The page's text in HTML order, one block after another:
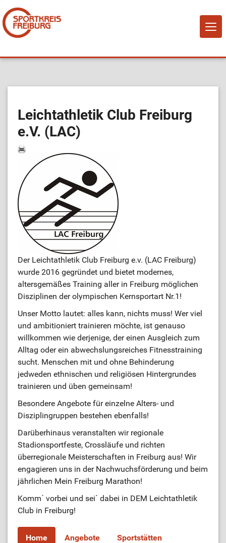
Mitglied werden!
Sportangebote
Sportstätten
Leichtathletik Club Freiburg
e.V. (LAC)
Der Leichtathletik Club Freiburg e.v. (LAC Freiburg)
wurde 2016 gegründet und bietet modernes,
altersgemäßes Training aller in Freiburg möglichen
Disziplinen der olympischen Kernsportart Nr.1!
Unser Motto lautet: alles kann, nichts muss! Wer viel
und ambitioniert trainieren möchte, ist genauso
willkommen wie derjenige, der einen Ausgleich zum
Alltag oder ein abwechslungsreiches Fitnesstraining
sucht. Menschen mit und ohne Behinderung
jedweden ethnischen und religiösen Hintergrundes
trainieren und üben gemeinsam!
Besondere Angebote für einzelne Alters- und
Disziplingruppen bestehen ebenfalls!
Darüberhinaus veranstalten wir regionale
Stadionsportfeste, Crossläufe und richten
überregionale Meisterschaften in Freiburg aus! Wir
engagieren uns in der Nachwuchsförderung und beim
jährlichen Mein Freiburg Marathon!
Komm´ vorbei und sei´ dabei in DEM Leichtathletik
Club in Freiburg!
Home Angebote Sportstätten